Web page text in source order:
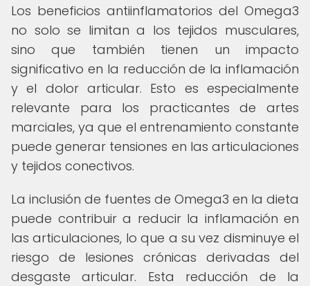
Los beneficios antiinflamatorios del Omega3
no solo se limitan a los tejidos musculares,
sino que también tienen un impacto
significativo en la reducción de la inflamación
y el dolor articular. Esto es especialmente
relevante para los practicantes de artes
marciales, ya que el entrenamiento constante
puede generar tensiones en las articulaciones
y tejidos conectivos.
La inclusión de fuentes de Omega3 en la dieta
puede contribuir a reducir la inflamación en
las articulaciones, lo que a su vez disminuye el
riesgo de lesiones crónicas derivadas del
desgaste articular. Esta reducción de la